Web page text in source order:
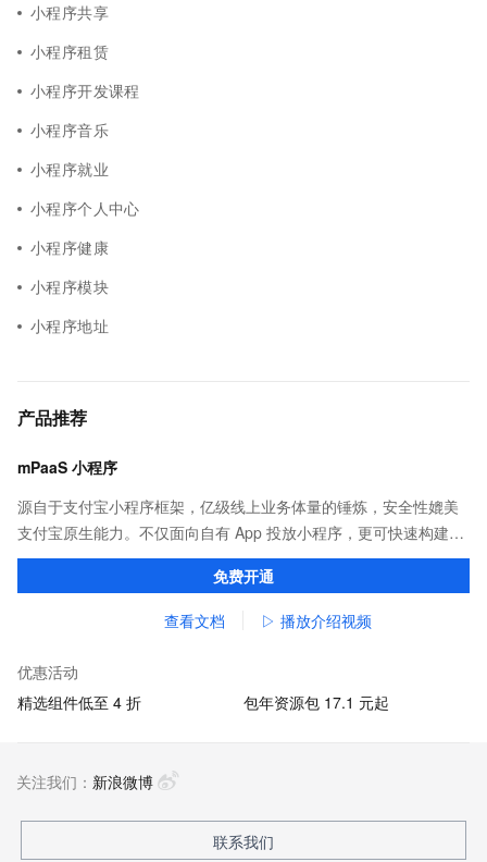
小程序共享
小程序租赁
小程序开发课程
小程序音乐
小程序就业
小程序个人中心
小程序健康
小程序模块
小程序地址
产品推荐
mPaaS 小程序
源自于支付宝小程序框架，亿级线上业务体量的锤炼，安全性媲美
支付宝原生能力。不仅面向自有 App 投放小程序，更可快速构建打
包，覆盖支付宝、淘宝、钉钉等应用。
免费开通
查看文档 ▷ 播放介绍视频
优惠活动
精选组件低至 4 折
包年资源包 17.1 元起
关注我们： 新浪微博
联系我们